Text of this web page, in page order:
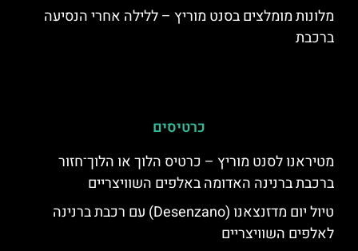
מלונות מומלצים בסנט מוריץ – ללילה אחרי הנסיעה
ברכבת
כרטיסים
מטיראנו לסנט מוריץ – כרטיס הלוך או הלוך־חזור
ברכבת ברנינה האדומה באלפים השוויצריים
טיול יום מדזנצאנו (Desenzano) עם רכבת ברנינה
לאלפים השוויצריים